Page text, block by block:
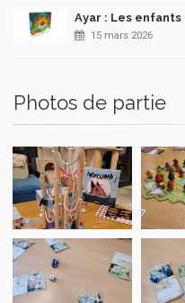
Ayar : Les
15 mars 2026
Photos de partie